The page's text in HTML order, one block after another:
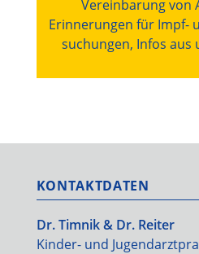
Vereinbarung von
Erinnerungen für Impf-
suchungen, Infos aus
KONTAKTDATEN
Dr. Timnik & Dr. Reiter
Kinder- und